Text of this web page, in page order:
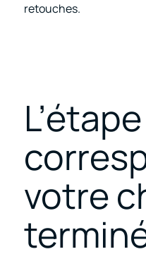
retouches.
votre